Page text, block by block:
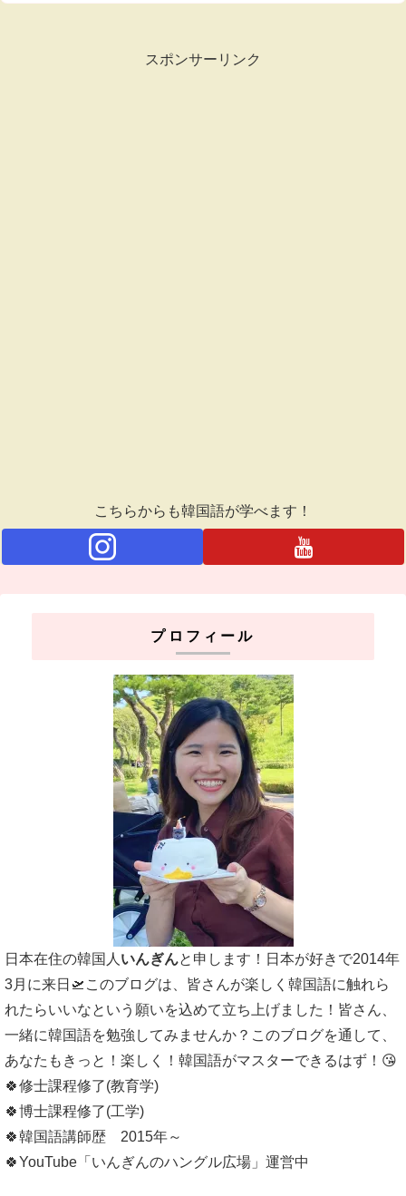
スポンサーリンク
こちらからも韓国語が学べます！
プロフィール
日本在住の韓国人 いんぎんと申します！日本が好きで2014年
3月に来日🛫このブログは、皆さんが楽しく韓国語に触れら
れたらいいなという願いを込めて立ち上げました！皆さん、
一緒に韓国語を勉強してみませんか？このブログを通して、
あなたもきっと！楽しく！韓国語がマスターできるはず！😘
🍀修士課程修了(教育学)
🍀博士課程修了(工学)
🍀韓国語講師歴 2015年～
🍀YouTube「いんぎんのハングル広場」運営中